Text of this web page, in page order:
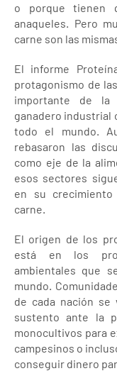
o porque tienen
anaqueles. Pero
carne son las
El informe
protagonismo de
importante de la
ganadero industrial
todo el mundo.
rebasaron las
como eje de la
esos sectores
en su crecimiento
carne.
El origen de los
está en los
ambientales que
mundo.
de cada nación se
sustento ante la
monocultivos para
campesinos o
conseguir dinero